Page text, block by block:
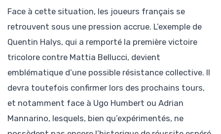
Face à cette situation, les joueurs français se
retrouvent sous une pression accrue. L’exemple de
Quentin Halys, qui a remporté la première victoire
tricolore contre Mattia Bellucci, devient
emblématique d’une possible résistance collective. Il
devra toutefois confirmer lors des prochains tours,
et notamment face à Ugo Humbert ou Adrian
Mannarino, lesquels, bien qu’expérimentés, ne